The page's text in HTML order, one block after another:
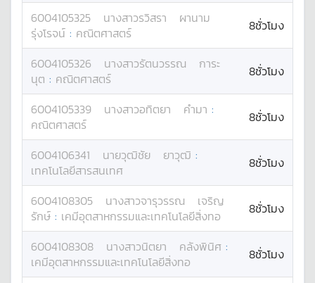
6004105325 นางสาวรวิสรา
ผานาม
รุ่งโรจน์ : คณิตศาสตร์ 8ชั่วโมง
6004105326 นางสาวรัตนวรรณ
การะ
นุต : คณิตศาสตร์ 8ชั่วโมง
6004105339 นางสาวอทิตยา คำมา :
คณิตศาสตร์
8ชั่วโมง
6004106341 นายวุฒิชัย ยาวุฒิ :
เทคโนโลยีสารสนเทศ
8ชั่วโมง
6004108305 นางสาวจารุวรรณ
เจริญ
รักษ์ : เคมีอุตสาหกรรมและเทคโนโลยีสิ่งทอ 8ชั่วโมง
6004108308 นางสาวนิตยา คลังพินิศ :
เคมีอุตสาหกรรมและเทคโนโลยีสิ่งทอ
8ชั่วโมง